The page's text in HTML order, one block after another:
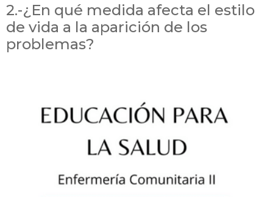
2.-¿En qué medida afecta el estilo
de vida a la aparición de los
problemas?